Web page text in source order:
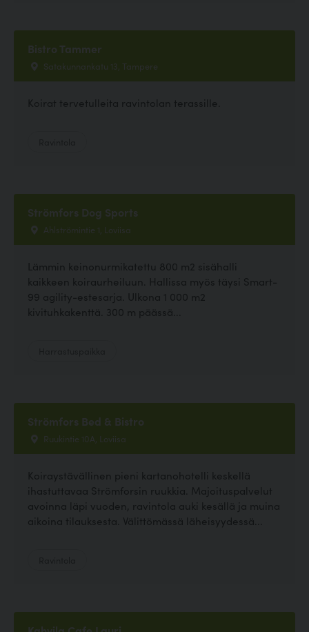
Bistro Tammer
Satakunnankatu 13, Tampere
Koirat tervetulleita ravintolan terassille.
Strömfors Dog Sports
Ahlströmintie 1, Loviisa
Lämmin keinonurmikatettu 800 m2 sisähalli
kaikkeen koiraurheiluun. Hallissa myös täysi Smart-
99 agility-estesarja. Ulkona 1 000 m2
kivituhkakenttä. 300 m päässä...
Strömfors Bed & Bistro
Ruukintie 10A, Loviisa
Koiraystävällinen pieni kartanohotelli keskellä
ihastuttavaa Strömforsin ruukkia. Majoituspalvelut
avoinna läpi vuoden, ravintola auki kesällä ja muina
aikoina tilauksesta. Välittömässä läheisyydessä...